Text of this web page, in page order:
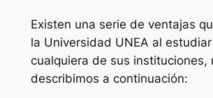
Existen una serie de ventajas
la Universidad UNEA al
cualquiera de sus instituciones,
describimos a continuación: